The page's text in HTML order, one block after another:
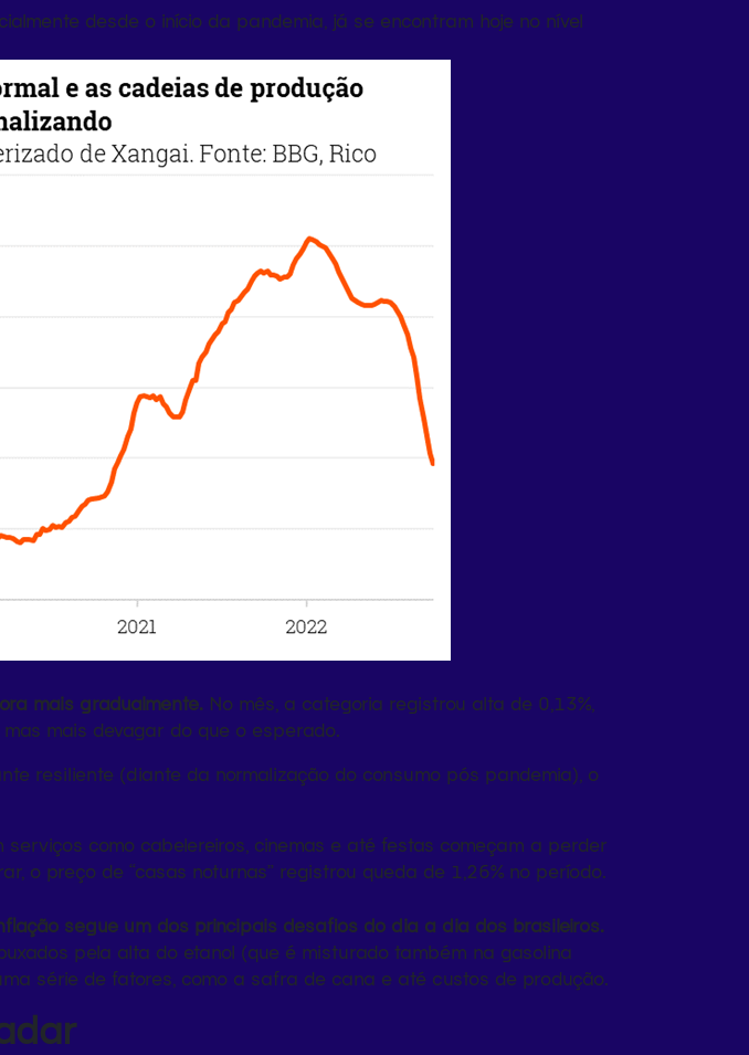
desde o início da pandemia, já se encontram hoje no nível
mais gradualmente. No mês, a categoria registrou alta de 0,13%,
mais devagar do que o esperado.
resiliente (diante da normalização do consumo pós pandemia), o
como cabelereiros, cinemas e até festas começam a perder
o preço de “casas noturnas” registrou queda de 1,26% no período.
segue um dos principais desafios do dia a dia dos brasileiros.
pela alta do etanol (que é misturado também na gasolina
série de fatores, como a safra de cana e até custos de produção.